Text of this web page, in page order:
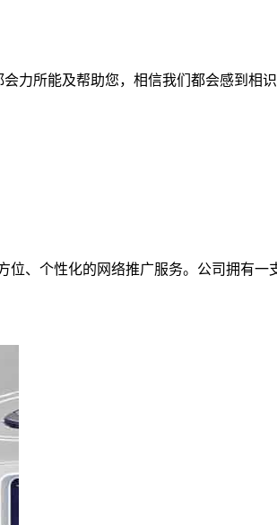
力所能及帮助您，相信我们都会感到相
、个性化的网络推广服务。公司拥有